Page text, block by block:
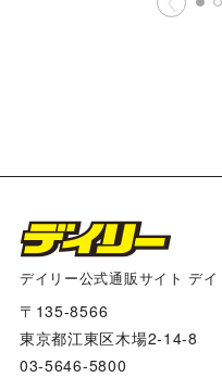
デイリー公式通販サイト デイ
〒135-8566
東京都江東区木場2-14-8
03-5646-5800